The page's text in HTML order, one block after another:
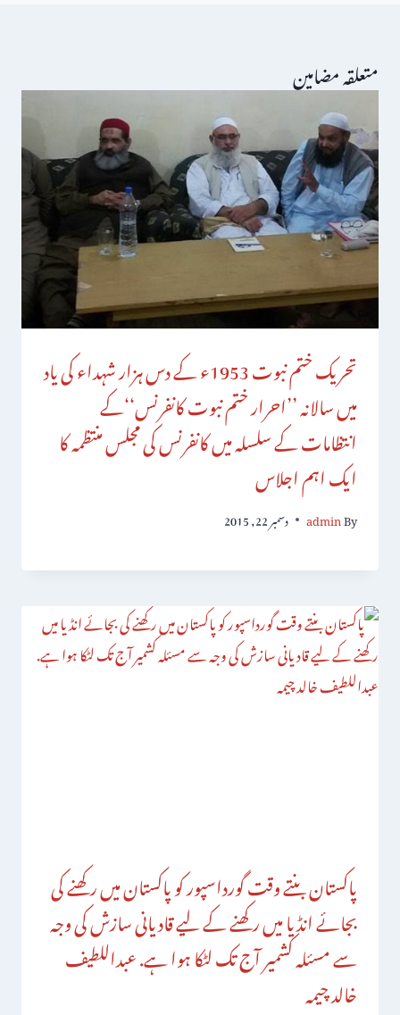
متعلقہ مضامین
تحریک ختم نبوت 1953ء کے دس ہزار شہداء کی یاد
میں سالانہ ’’احرار ختم نبوت کانفرنس‘‘کے
انتظامات کے سلسلہ میں کانفرنس کی مجلس منتظمہ کا
ایک اہم اجلاس
By
admin دسمبر 22, 2015
پاکستان بنتے وقت گورداسپور کو پاکستان میں رکھنے کی
بجائے انڈیا میں رکھنے کے لیے قادیانی سازش کی وجہ
سے مسئلہ کشمیر آج تک لٹکا ہوا ہے. عبداللطیف
خالد چیمہ